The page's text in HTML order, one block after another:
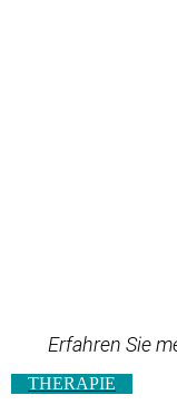
Erfahren Sie
THERAPIE